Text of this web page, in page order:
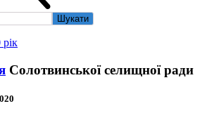
рік
Солотвинської селищної ради